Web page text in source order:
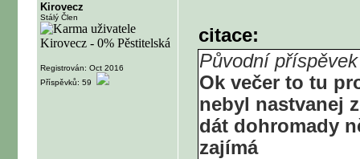
Kirovecz
Stálý Člen
Registrován: Oct 2016
Příspěvků: 59
citace:
Původní
Ok večer to tu
nebyl nastvanej
dát dohromady
zajímá